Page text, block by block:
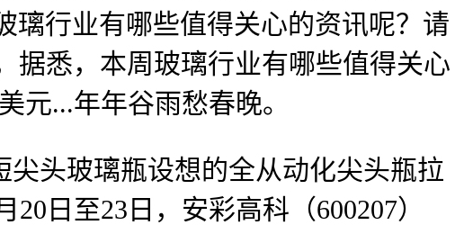
璃行业有哪些值得关心的资讯呢？请
据悉，本周玻璃行业有哪些值得关心
元...年年谷雨愁春晚。
头玻璃瓶设想的全从动化尖头瓶拉
日至23日，安彩高科（600207）